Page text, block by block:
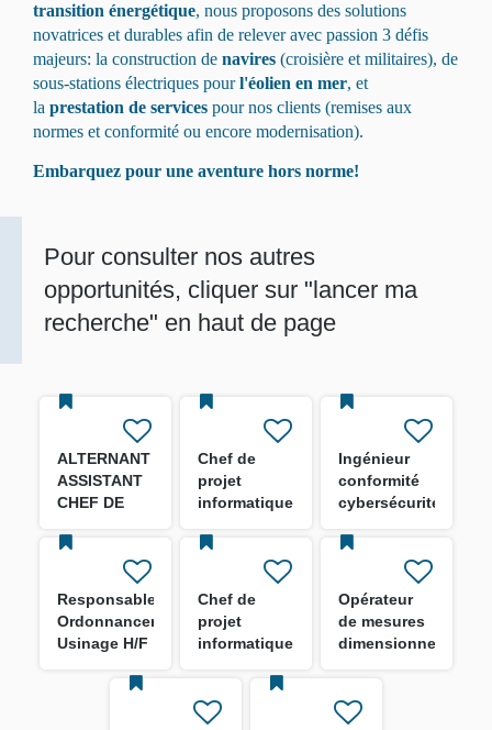
transition énergétique, nous proposons des solutions
novatrices et durables afin de relever avec passion 3 défis
majeurs: la construction de navires (croisière et militaires), de
sous-stations électriques pourl'éolien en mer, et
la prestation de services pour nos clients (remises aux
normes et conformité ou encore modernisation).
Embarquez pour une aventure hors norme!
Pour consulter nos autres
opportunités, cliquer sur "lancer ma
recherche" en haut de page
ALTERNANT
ASSISTANT
CHEF DE
H/F
Chef de
projet
informatique
Ingénieur
conformité
cybersécurité
systèmes
industriels
H/F
Responsable
Ordonnancement
Usinage H/F
Chef de
projet
informatique
Engineer H/F
Opérateur
de mesures
dimensionnelles